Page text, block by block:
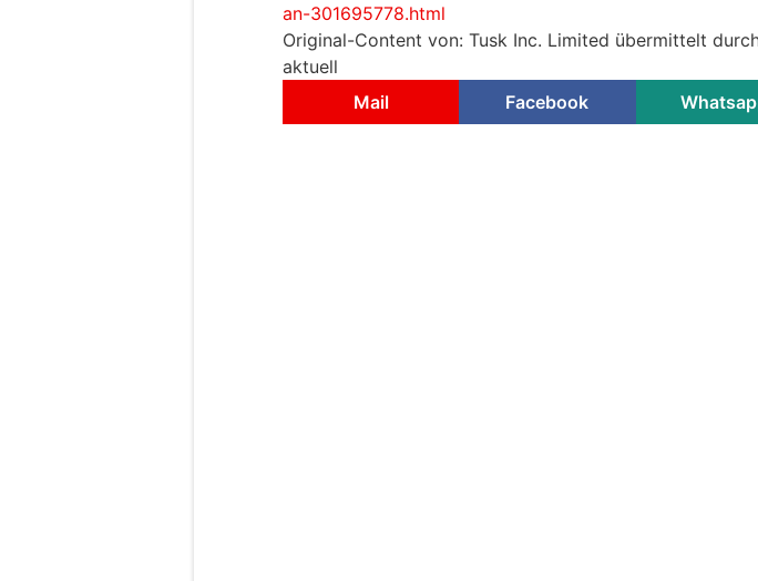
an-301695778.html
Original-Content von: Tusk Inc. Limited übermittelt
aktuell
Mail
Facebook